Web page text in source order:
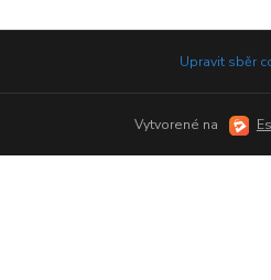
Upravit sběr
Vytvorené na